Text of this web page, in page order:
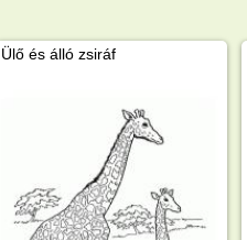
Ülő és álló zsiráf